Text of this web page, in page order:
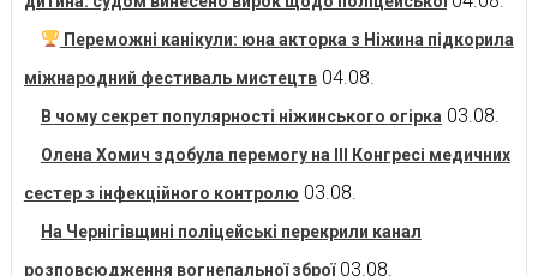
Переможні канікули: юна акторка з Ніжина підкорила
міжнародний фестиваль мистецтв 04.08.
В чому секрет популярності ніжинського огірка 03.08.
Олена Хомич здобула перемогу на ІІІ Конгресі медичних
сестер з інфекційного контролю 03.08.
На Чернігівщині поліцейські перекрили канал
розповсюдження вогнепальної зброї 03.08.